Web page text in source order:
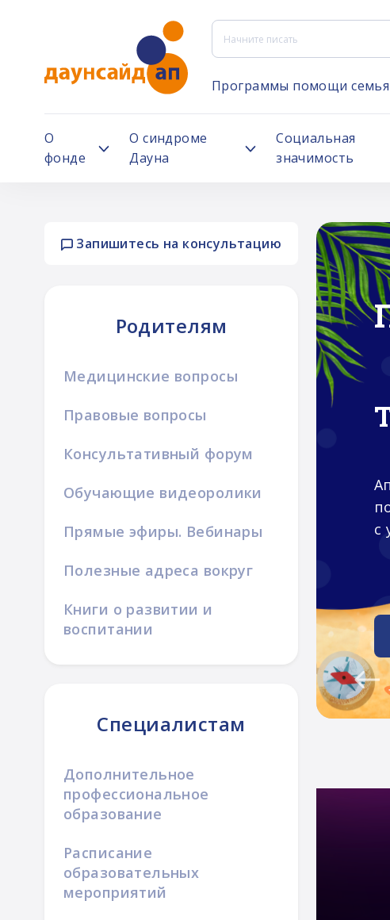
Программы помощи
О
фонде
О синдроме
Дауна
Социальная
значимость
Запишитесь на консультацию
Родителям
Медицинские вопросы
Правовые вопросы
Консультативный форум
Обучающие видеоролики
Прямые эфиры. Вебинары
Полезные адреса вокруг
Книги о развитии и
воспитании
Специалистам
Дополнительное
профессиональное
образование
Расписание
образовательных
мероприятий
с